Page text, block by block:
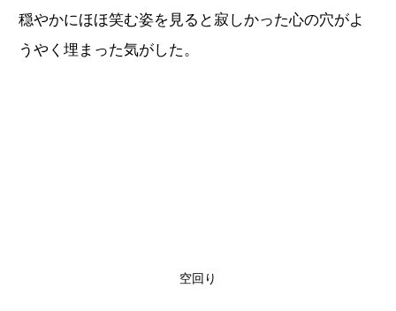
穏やかにほほ笑む姿を見ると寂しかった心の穴がよ
うやく埋まった気がした。
空回り